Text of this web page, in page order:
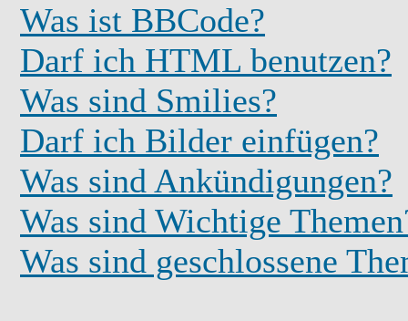
Was ist BBCode?
Darf ich HTML benutzen?
Was sind Smilies?
Darf ich Bilder einfügen?
Was sind Ankündigungen?
Was sind Wichtige
Was sind geschlossene